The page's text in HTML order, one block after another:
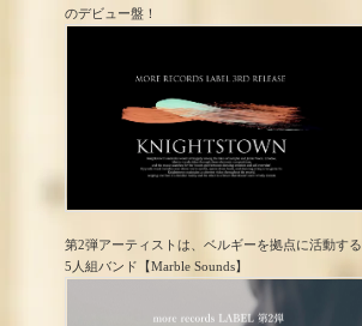
のデビュー盤！
第2弾アーティストは、ベルギーを拠点に活動する
5人組バンド【Marble Sounds】